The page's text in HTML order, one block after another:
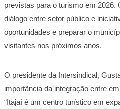
previstas para o turismo em 2026.
diálogo entre setor público e
oportunidades e preparar o
visitantes nos próximos anos.
O presidente da Intersindical,
importância da integração entre
“Itajaí é um centro turístico em